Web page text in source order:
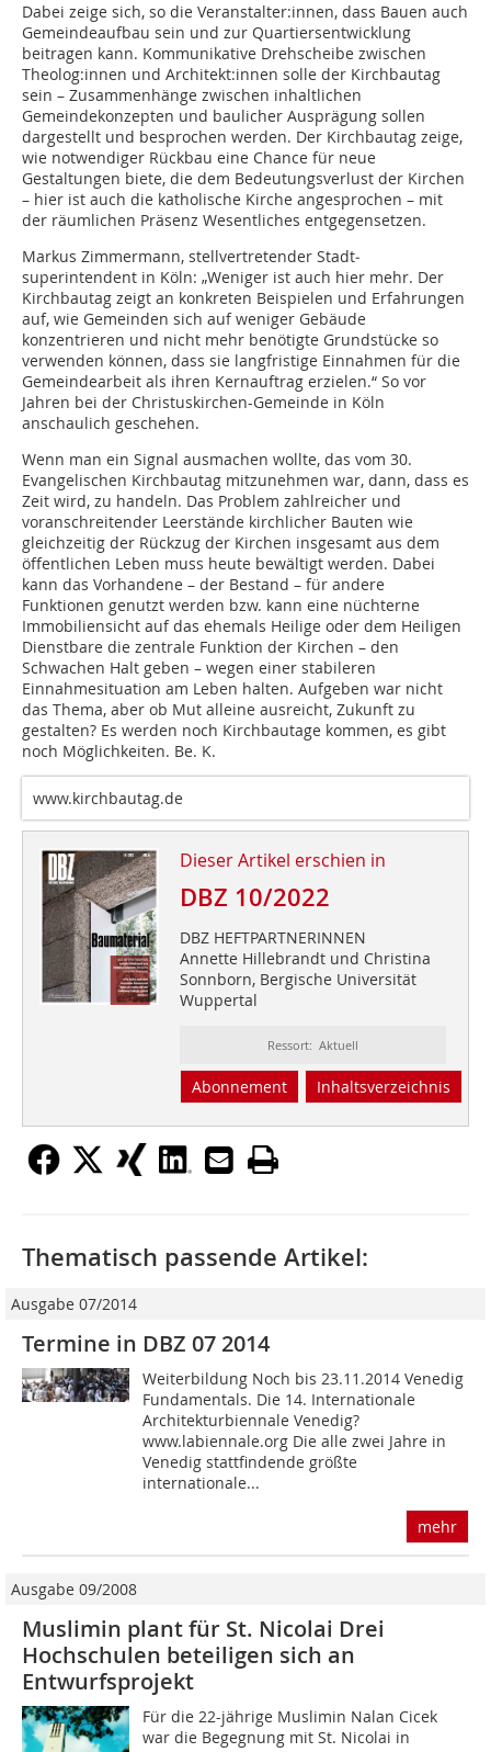
Dabei zeige sich, so die Veranstalter:innen, dass Bauen auch
Gemeindeaufbau sein und zur Quartiersentwicklung
beitragen kann. Kommunikative Drehscheibe zwischen
Theo­log:in­nen und Architekt:innen solle der Kirchbautag
sein – Zusammenhänge zwischen inhaltlichen
Gemeindekonzepten und baulicher Ausprägung sollen
dargestellt und besprochen werden. Der Kirchbautag zeige,
wie notwendiger Rückbau eine Chance für neue
Gestaltungen biete, die dem Bedeutungsverlust der Kirchen
– hier ist auch die katholische Kirche angesprochen – mit
der räumlichen Präsenz Wesentliches entgegensetzen.
Markus Zimmermann, stellvertretender Stadt­
superintendent in Köln: „Weniger ist auch hier mehr. Der
Kirchbautag zeigt an konkreten Beispielen und Erfahrungen
auf, wie Gemeinden sich auf weniger Gebäude
konzentrieren und nicht mehr benötigte Grundstücke so
verwenden können, dass sie langfristige Einnahmen für die
Gemeindearbeit als ihren Kernauftrag erzielen.“ So vor
Jahren bei der Christuskirchen-Gemeinde in Köln
anschaulich geschehen.
Wenn man ein Signal ausmachen wollte, das vom 30.
Evangelischen Kirchbautag mitzunehmen war, dann, dass es
Zeit wird, zu handeln. Das Problem zahlreicher und
voranschreitender Leerstände kirchlicher Bauten wie
gleichzeitig der Rückzug der Kirchen insgesamt aus dem
öffentlichen Leben muss heute bewältigt werden. Dabei
kann das Vorhandene – der Bestand – für andere
Funktionen genutzt werden bzw. kann eine nüchterne
Immo­biliensicht auf das ehemals Heilige oder dem Heiligen
Dienstbare die zentrale Funktion der Kirchen – den
Schwachen Halt geben – wegen einer stabileren
Einnahmesituation am Leben halten. Aufgeben war nicht
das Thema, aber ob Mut alleine ausreicht, Zukunft zu
gestalten? Es werden noch Kirchbautage kommen, es gibt
noch Möglichkeiten. Be. K.
www.kirchbautag.de
Dieser Artikel erschien in
DBZ 10/2022
DBZ HEFTPARTNERINNEN
Annette Hillebrandt und Christina
Sonnborn, Bergische Universität
Wuppertal
Ressort: Aktuell
Abonnement Inhaltsverzeichnis
Thematisch passende Artikel:
Ausgabe 07/2014
Termine in DBZ 07 2014
Weiterbildung Noch bis 23.11.2014 Venedig
Fundamentals. Die 14. Internationale
Architekturbiennale Venedig?
www.labiennale.org Die alle zwei Jahre in
Venedig stattfindende größte
internationale...
mehr
Ausgabe 09/2008
Muslimin plant für St. Nicolai Drei
Hochschulen beteiligen sich an
Entwurfsprojekt
Für die 22-jährige Muslimin Nalan Cicek
war die Begegnung mit St. Nicolai in